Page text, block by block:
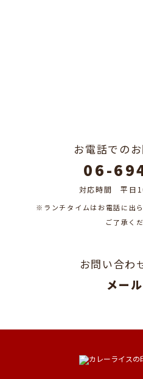
お電話での
06-
対応時間 平日
※ランチタイムはお電話に出
ご了承く
お問い合わ
メー